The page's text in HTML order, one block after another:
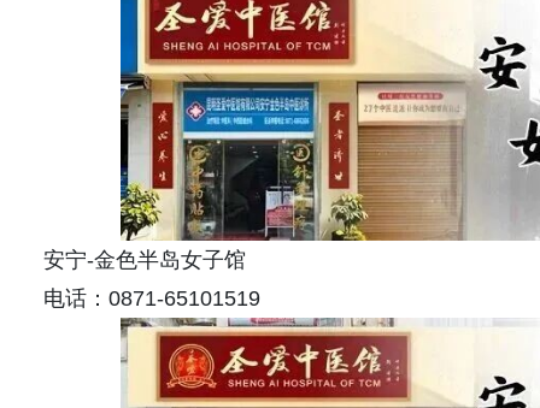
安宁-金色半岛女子馆
电话：0871-65101519